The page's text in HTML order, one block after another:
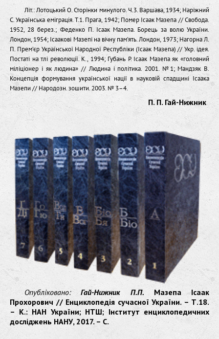
Літ.: Лотоцький О. Сторінки минулого. Ч.3. Варшава, 1934; Наріжний
С. Українська еміграція. Т.1. Прага, 1942; Помер Ісаак Мазепа // Свобода.
1952, 28 берез.; Феденко П. Ісаак Мазепа. Борець за волю України.
Лондон, 1954; Ісаакові Мазепі на вічну пам’ять. Лондон, 1973; Нагорна Л.
П. Прем’єр Української Народної Республіки (Ісаак Мазепа) // Укр. ідея.
Постаті на тлі революції. К., 1994; Губань Р. Ісаак Мазепа як «головний
міліціонер і як людина» // Людина і політика. 2001. №1; Мандзяк В.
Концепція формування української нації в науковій спадщині Ісаака
Мазепи // Народозн. зошити. 2003. № 3–4.
П. П. Гай-Нижник
Опубліковано:Гай-Нижник П.П. Мазепа Ісаак
Прохорович // Енциклопедія сучасної України. – Т.18.
– К.: НАН України; НТШ; Інститут енциклопедичних
досліджень НАНУ, 2017. – С.